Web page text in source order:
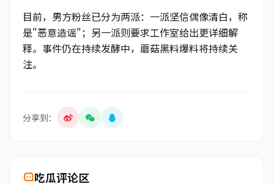
目前，男方粉丝已分为两派：一派坚信偶像清白，称
是"恶意造谣"；另一派则要求工作室给出更详细解
释。事件仍在持续发酵中，蘑菇黑料爆料将持续关
注。
分享到：
吃瓜评论区